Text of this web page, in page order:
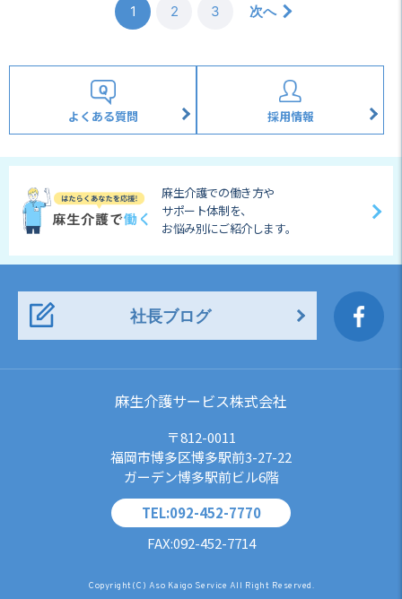
1 2 3 次へ
よくある質問 採用情報
麻生介護での働き方や
サポート体制を、
お悩み別にご紹介します。
社長ブログ
麻生介護サービス株式会社
〒812-0011
福岡市博多区博多駅前3-27-22
ガーデン博多駅前ビル6階
TEL:092-452-7770
FAX:092-452-7714
Copyright(C) Aso Kaigo Service All Right Reserved.